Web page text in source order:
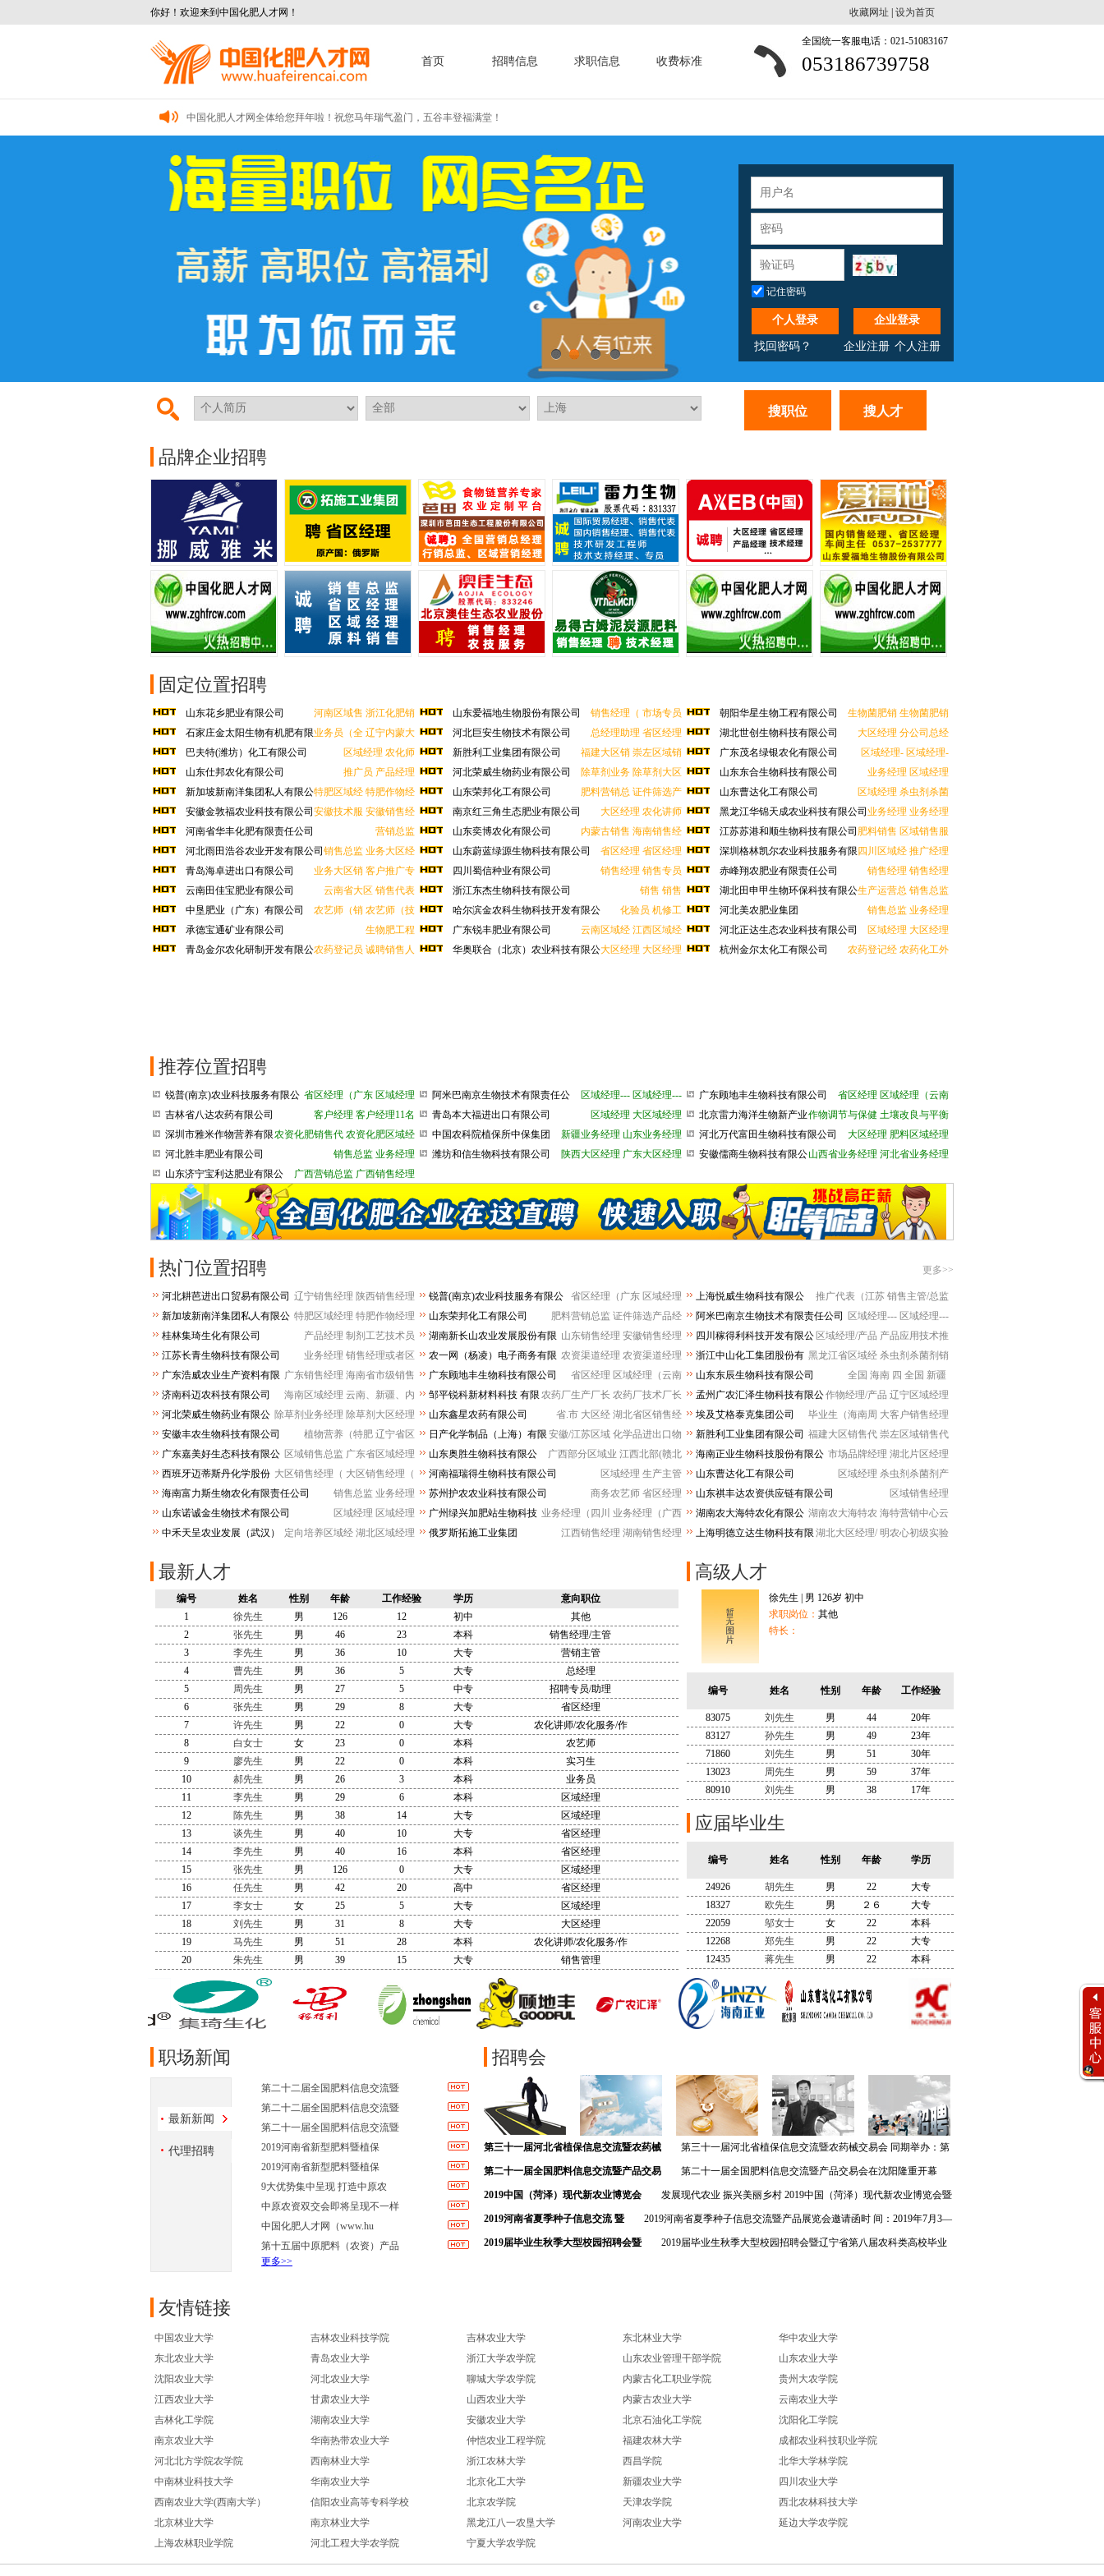
你好！欢迎来到中国化肥人才网！ 收藏网址 设为首页
首页 招聘信息 求职信息 收费标准
全国统一客服电话：021-51083167
053186739758
中国化肥人才网全体给您拜年啦！祝您马年瑞气盈门，五谷丰登福满堂！
中国化肥人才网全体给您拜年了！祝您及家人新春快乐、阖家幸福、万事如意、...
中国化肥人才网全体给您拜年啦！祝您新年快乐、龙年龘龘、前程朤朤！
中国化肥人才网全体给您拜年了！祝您及家人新春快乐、阖家幸福、万事如意、...
中国化肥人才网全体给您拜年啦！祝您新年快乐、龙年龘龘、前程朤朤！
中国化肥人才网全体给您拜年啦！祝您马年瑞气盈门，五谷丰登福满堂！
中国化肥人才网全体给您拜年了！祝您及家人新春快乐、阖家幸福、万事如意、...
中国化肥人才网全体给您拜年了！祝您及家人新春快乐、阖家幸福、万事如意、...
中国化肥人才网全体给您拜年啦！祝您新年快乐、龙年龘龘、前程朤朤！
记住密码
个人登录 企业登录
找回密码？ 企业注册 个人注册
品牌企业招聘
固定位置招聘
河南区域售 浙江化肥销
山东花乡肥业有限公司
业务员（全 辽宁内蒙大
石家庄金太阳生物有机肥有限
公司
区域经理 农化师
巴夫特(潍坊）化工有限公司
推广员 产品经理
山东仕邦农化有限公司
特肥区域经 特肥作物经
新加坡新南洋集团私人有限公
司
安徽技术服 安徽销售经
安徽金敦福农业科技有限公司
营销总监
河南省华丰化肥有限责任公司
销售总监 业务大区经
河北雨田浩谷农业开发有限公司
业务大区销 客户推广专
青岛海卓进出口有限公司
云南省大区 销售代表
云南田佳宝肥业有限公司
农艺师（销 农艺师（技
中垦肥业（广东）有限公司
生物肥工程
承德宝通矿业有限公司
农药登记员 诚聘销售人
青岛金尔农化研制开发有限公
销售经理（ 市场专员
山东爱福地生物股份有限公司
总经理助理 省区经理
河北巨安生物技术有限公司
福建大区销 崇左区域销
新胜利工业集团有限公司
除草剂业务 除草剂大区
河北荣威生物药业有限公司
肥料营销总 证件筛选产
山东荣邦化工有限公司
大区经理 农化讲师
南京红三角生态肥业有限公司
内蒙古销售 海南销售经
山东奕博农化有限公司
省区经理 省区经理
山东蔚蓝绿源生物科技有限公司
销售经理 销售专员
四川蜀信种业有限公司
销售 销售
浙江东杰生物科技有限公司
化验员 机修工
哈尔滨金农科生物科技开发有限公
云南区域经 江西区域经
广东锐丰肥业有限公司
大区经理 大区经理
华奥联合（北京）农业科技有限公
生物菌肥销 生物菌肥销
朝阳华星生物工程有限公司
大区经理 分公司总经
湖北世创生物科技有限公司
区域经理- 区域经理-
广东茂名绿银农化有限公司
业务经理 区域经理
山东东合生物科技有限公司
区域经理 杀虫剂杀菌
山东曹达化工有限公司
业务经理 业务经理
黑龙江华锦天成农业科技有限公司
肥料销售 区域销售服
江苏苏港和顺生物科技有限公司
四川区域经 推广经理
深圳格林凯尔农业科技服务有限
公
销售经理 销售经理
赤峰翔农肥业有限责任公司
生产运营总 销售总监
湖北田申甲生物环保科技有限公
司
销售总监 业务经理
河北美农肥业集团
区域经理 大区经理
河北正达生态农业科技有限公司
农药登记经 农药化工外
杭州金尔太化工有限公司
推荐位置招聘
省区经理（广东 区域经理
锐普(南京)农业科技服务有限公
司
客户经理 客户经理11名
吉林省八达农药有限公司
农资化肥销售代 农资化肥区域经
深圳市雅米作物营养有限
公司
销售总监 业务经理
河北胜丰肥业有限公司
广西营销总监 广西销售经理
山东济宁宝利达肥业有限公
区域经理--- 区域经理---
阿米巴南京生物技术有限责任公
司
区域经理 大区域经理
青岛本大福进出口有限公司
新疆业务经理 山东业务经理
中国农科院植保所中保集团
陕西大区经理 广东大区经理
潍坊和信生物科技有限公司
省区经理 区域经理（云南
广东顾地丰生物科技有限公司
作物调节与保健 土壤改良与平衡
北京雷力海洋生物新产业
股份有限公司
大区经理 肥料区域经理
河北万代富田生物科技有限公司
山西省业务经理 河北省业务经理
安徽儒商生物科技有限公
热门位置招聘 更多>>
辽宁销售经理 陕西销售经理
河北耕芭进出口贸易有限公司
特肥区域经理 特肥作物经理
新加坡新南洋集团私人有限公
司
产品经理 制剂工艺技术员
桂林集琦生化有限公司
业务经理 销售经理或者区
江苏长青生物科技有限公司
广东销售经理 海南省市级销售
广东浩威农业生产资料有限
公司
海南区域经理 云南、新疆、内
济南科迈农科技有限公司
除草剂业务经理 除草剂大区经理
河北荣威生物药业有限公
司
植物营养（特肥 辽宁省区
安徽丰农生物科技有限公司
区域销售总监 广东省区域经理
广东嘉美好生态科技有限公
司
大区销售经理（ 大区销售经理（
西班牙迈蒂斯丹化学股份
有限公司
销售总监 业务经理
海南富力斯生物农化有限责任公司
区域经理 区域经理
山东诺诚金生物技术有限公司
定向培养区域经 湖北区域经理
中禾天呈农业发展（武汉）
省区经理（广东 区域经理
锐普(南京)农业科技服务有限公
司
肥料营销总监 证件筛选产品经
山东荣邦化工有限公司
山东销售经理 安徽销售经理
湖南新长山农业发展股份有限
公司
农资渠道经理 农资渠道经理
农一网（杨凌）电子商务有限
公司
省区经理 区域经理（云南
广东顾地丰生物科技有限公司
农药厂生产厂长 农药厂技术厂长
邹平锐科新材料科技 有限
公司
省.市 大区经 湖北省区销售经
山东鑫星农药有限公司
安徽/江苏区域 化学品进出口物
日产化学制品（上海）有限
公司
广西部分区域业 江西北部(赣北
山东奥胜生物科技有限公
司
区域经理 生产主管
河南福瑞得生物科技有限公司
商务农艺师 省区经理
苏州护农农业科技有限公司
业务经理（四川 业务经理（广西
广州绿兴加肥站生物科技
有限公司
江西销售经理 湖南销售经理
俄罗斯拓施工业集团
推广代表（江苏 销售主管/总监
上海悦威生物科技有限公
司
区域经理--- 区域经理---
阿米巴南京生物技术有限责任公司
区域经理/产品 产品应用技术推
四川稼得利科技开发有限公
司
黑龙江省区域经 杀虫剂杀菌剂销
浙江中山化工集团股份有
限公司
全国 海南 四 全国 新疆
山东东辰生物科技有限公司
作物经理/产品 辽宁区域经理
孟州广农汇泽生物科技有限公
司
毕业生（海南周 大客户销售经理
埃及艾格泰克集团公司
福建大区销售代 崇左区域销售代
新胜利工业集团有限公司
市场品牌经理 湖北片区经理
海南正业生物科技股份有限公
司
区域经理 杀虫剂杀菌剂产
山东曹达化工有限公司
区域销售经理
山东祺丰达农资供应链有限公司
湖南农大海特农 海特营销中心云
湖南农大海特农化有限公
司
湖北大区经理/ 明农心初级实验
上海明德立达生物科技有限
最新人才
编号 姓名 性别 年龄 工作经验 学历
意向职位
1
徐先生 男 126 12 初中
其他
2
张先生 男 46 23 本科
销售经理/主管
3
李先生 男 36 10 大专
营销主管
4
曹先生 男 36 5 大专
总经理
5
周先生 男 27 5 中专
招聘专员/助理
6
张先生 男 29 8 大专
省区经理
7
许先生 男 22 0 大专
农化讲师/农化服务/作
8
白女士 女 23 0 本科
农艺师
9
廖先生 男 22 0 本科
实习生
10
郝先生 男 26 3 本科
业务员
11
李先生 男 29 6 本科
区域经理
12
陈先生 男 38 14 大专
区域经理
13
谈先生 男 40 10 大专
省区经理
14
李先生 男 40 16 本科
省区经理
15
张先生 男 126 0 大专
区域经理
16
任先生 男 42 20 高中
省区经理
17
李女士 女 25 5 大专
区域经理
18
刘先生 男 31 8 大专
大区经理
19
马先生 男 51 28 本科
农化讲师/农化服务/作
20
朱先生 男 39 15 大专 销售管理
高级人才
徐先生 | 男 126岁 初中
求职岗位： 其他
特长：
编号 姓名 性别 年龄 工作经验
83075 刘先生 男 44
20年
83127
孙先生 男 49
23年
71860
刘先生 男 51
30年
13023
周先生 男 59
37年
80910
刘先生 男 38 17年
应届毕业生
编号 姓名 性别 年龄 学历
24926 胡先生 男 22
大专
18327
欧先生 男 ２６
大专
22059
邬女士 女 22
本科
12268
郑先生 男 22
大专
12435
蒋先生 男 22 本科
职场新闻
最新新闻
代理招聘
第二十二届全国肥料信息交流暨
第二十二届全国肥料信息交流暨
第二十一届全国肥料信息交流暨
2019河南省新型肥料暨植保
2019河南省新型肥料暨植保
9大优势集中呈现 打造中原农
中原农资双交会即将呈现不一样
中国化肥人才网（www.hu
第十五届中原肥料（农资）产品
更多>>
招聘会
第三十一届河北省植保信息交流暨农药械 第三十一届河北省植保信息交流暨农药械交易会 同期举办：第
十三届河北肥料信息交流暨产品交易会 邀 请
第二十一届全国肥料信息交流暨产品交易 第二十一届全国肥料信息交流暨产品交易会在沈阳隆重开幕
2019年10月28日，以“提质增效，绿色
2019中国（菏泽）现代新农业博览会 发展现代农业 振兴美丽乡村 2019中国（菏泽）现代新农业博览会暨
第14届中国（菏泽）国际农资交易会
2019河南省夏季种子信息交流 暨 2019河南省夏季种子信息交流暨产品展览会邀请函时 间：2019年7月3—
4日
2019届毕业生秋季大型校园招聘会暨 2019届毕业生秋季大型校园招聘会暨辽宁省第八届农科类高校毕业
友情链接
中国农业大学 吉林农业科技学院 吉林农业大学 东北林业大学
华中农业大学
东北农业大学
青岛农业大学 浙江大学农学院 山东农业管理干部学院
山东农业大学
沈阳农业大学
河北农业大学 聊城大学农学院 内蒙古化工职业学院
贵州大农学院
江西农业大学
甘肃农业大学 山西农业大学 内蒙古农业大学
云南农业大学
吉林化工学院
湖南农业大学 安徽农业大学 北京石油化工学院
沈阳化工学院
南京农业大学
华南热带农业大学 仲恺农业工程学院 福建农林大学
成都农业科技职业学院
河北北方学院农学院
西南林业大学 浙江农林大学 西昌学院
北华大学林学院
中南林业科技大学
华南农业大学 北京化工大学 新疆农业大学
四川农业大学
西南农业大学(西南大学）
信阳农业高等专科学校 北京农学院 天津农学院
西北农林科技大学
北京林业大学
南京林业大学 黑龙江八一农垦大学 河南农业大学
延边大学农学院
上海农林职业学院
河北工程大学农学院 宁夏大学农学院